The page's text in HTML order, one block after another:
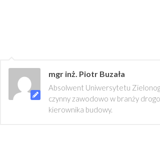
mgr inż. Piotr Buzała
Absolwent Uniwersytetu
czynny zawodowo w branży
kierownika budowy.